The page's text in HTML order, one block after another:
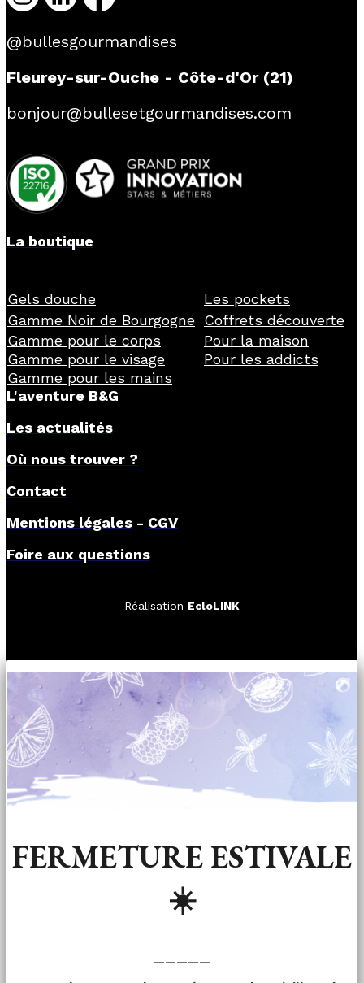
@bullesgourmandises
Fleurey-sur-Ouche - Côte-d'Or (21)
bonjour@bullesetgourmandises.com
La boutique
Gels douche
Les pockets
Gamme Noir de Bourgogne Coffrets découverte
Gamme pour le corps
Pour la maison
Gamme pour le visage
Pour les addicts
Gamme pour les mains
L'aventure B&G
Les actualités
Où nous trouver ?
Contact
Mentions légales - CGV
Foire aux questions
Réalisation EcloLINK
FERMETURE ESTIVALE
☀️
—————